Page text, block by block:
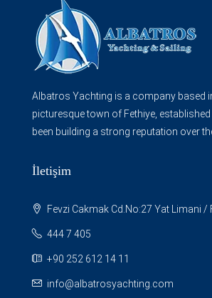
Albatros Yachting is a company based
picturesque town of Fethiye,
been building a strong reputation over the
İletişim
Fevzi Cakmak Cd.No:27 Yat Limani /
444 7 405
+90 252 612 14 11
info@albatrosyachting.com